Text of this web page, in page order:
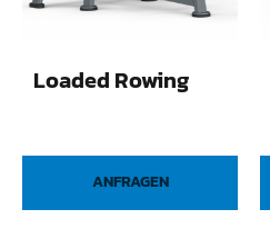
Loaded Rowing
ANFRAGEN